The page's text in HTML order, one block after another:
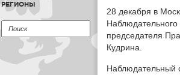
РЕГИОНЫ
28 декабря в
председателя
Кудрина.
Наблюдательный